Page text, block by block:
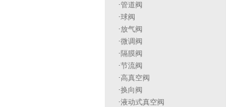
·管道阀
·球阀
·放气阀
·微调阀
· 隔膜阀
·节流阀
·高真空阀
·换向阀
·液动式真空阀